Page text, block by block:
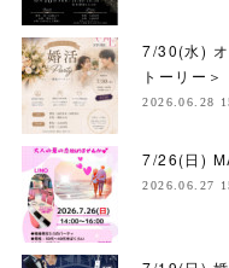
7/30(水) オ
トーリー＞
2026.06.28
7/26(日)
2026.06.27